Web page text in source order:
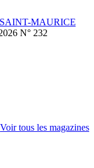
MAURICE
N° 232
Voir tous les magazines